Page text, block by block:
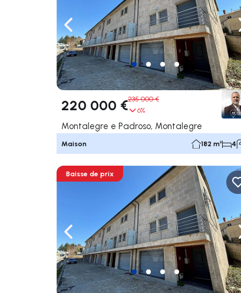
Naviguer vers la gauche
220 000 €235 000 €
6%
Montalegre e Padroso, Montalegre
Maison 182 m² 4
Naviguer vers la gauche
Baisse de prix